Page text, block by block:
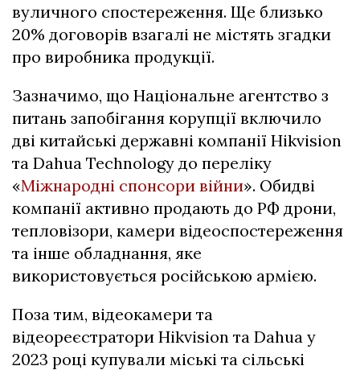
вуличного спостереження. Ще близько
20% договорів взагалі не містять згадки
про виробника продукції.
Зазначимо, що Національне агентство з
питань запобігання корупції включило
дві китайські державні компанії Hikvision
та Dahua Technology до переліку
«Міжнародні спонсори війни». Обидві
компанії активно продають до РФ дрони,
тепловізори, камери відеоспостереження
та інше обладнання, яке
використовується російською армією.
Поза тим, відеокамери та
відеореєстратори Hikvision та Dahua у
2023 році купували міські та сільські